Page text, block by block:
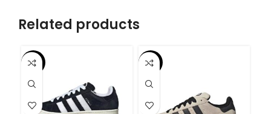
Related products
-55% -55%